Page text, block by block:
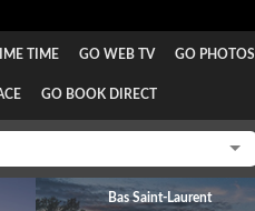
TIME GO WEB TV GO PHOTOS
GO BOOK DIRECT
Bas Saint-Laurent